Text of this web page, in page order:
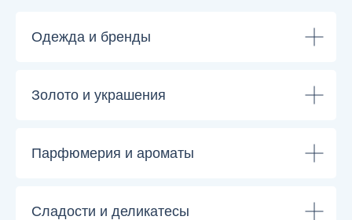
Одежда и бренды
Золото и украшения
Парфюмерия и ароматы
Сладости и деликатесы